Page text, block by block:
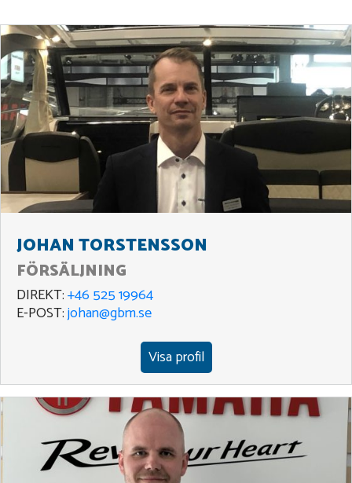
JOHAN TORSTENSSON
FÖRSÄLJNING
DIREKT:+46 525 19964
E-POST:johan@gbm.se
Visa profil